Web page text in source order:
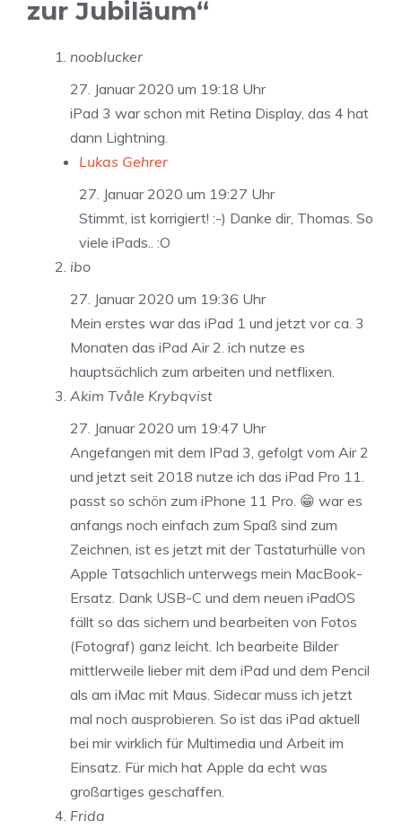
zur Jubiläum“
nooblucker
27. Januar 2020 um 19:18 Uhr
iPad 3 war schon mit Retina Display, das 4 hat
dann Lightning.
Lukas Gehrer
27. Januar 2020 um 19:27 Uhr
Stimmt, ist korrigiert! :-) Danke dir, Thomas. So
viele iPads.. :O
ibo
27. Januar 2020 um 19:36 Uhr
Mein erstes war das iPad 1 und jetzt vor ca. 3
Monaten das iPad Air 2. ich nutze es
hauptsächlich zum arbeiten und netflixen.
Akim Tvåle Krybqvist
27. Januar 2020 um 19:47 Uhr
Angefangen mit dem IPad 3, gefolgt vom Air 2
und jetzt seit 2018 nutze ich das iPad Pro 11.
passt so schön zum iPhone 11 Pro. 😁 war es
anfangs noch einfach zum Spaß sind zum
Zeichnen, ist es jetzt mit der Tastaturhülle von
Apple Tatsachlich unterwegs mein MacBook-
Ersatz. Dank USB-C und dem neuen iPadOS
fällt so das sichern und bearbeiten von Fotos
(Fotograf) ganz leicht. Ich bearbeite Bilder
mittlerweile lieber mit dem iPad und dem Pencil
als am iMac mit Maus. Sidecar muss ich jetzt
mal noch ausprobieren. So ist das iPad aktuell
bei mir wirklich für Multimedia und Arbeit im
Einsatz. Für mich hat Apple da echt was
großartiges geschaffen.
Frida